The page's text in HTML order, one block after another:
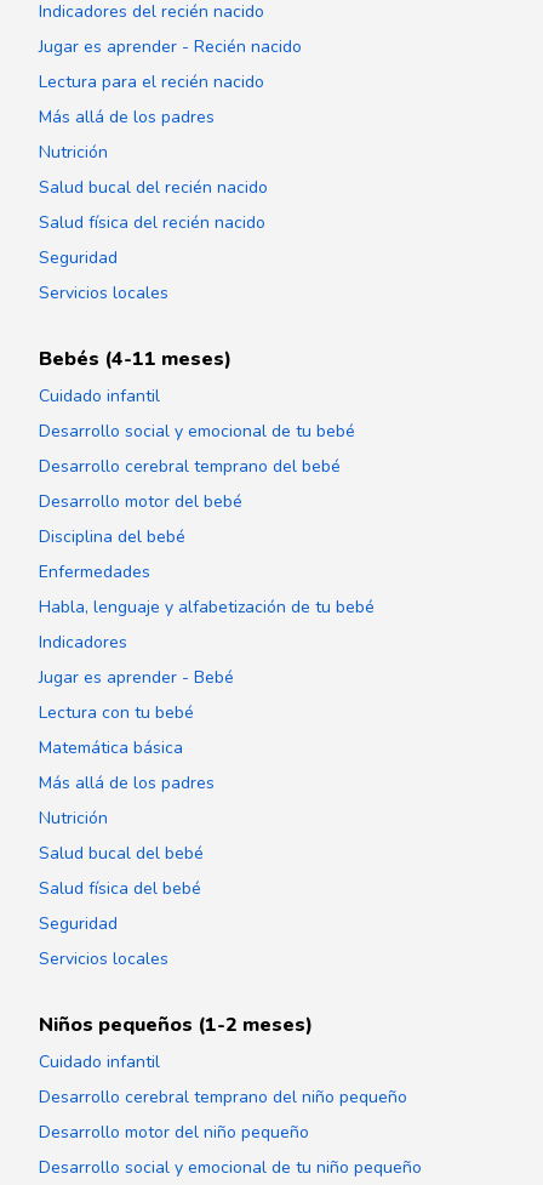
Indicadores del recién nacido
Jugar es aprender - Recién nacido
Lectura para el recién nacido
Más allá de los padres
Nutrición
Salud bucal del recién nacido
Salud física del recién nacido
Seguridad
Servicios locales
Bebés (4-11 meses)
Cuidado infantil
Desarrollo social y emocional de tu bebé
Desarrollo cerebral temprano del bebé
Desarrollo motor del bebé
Disciplina del bebé
Enfermedades
Habla, lenguaje y alfabetización de tu bebé
Indicadores
Jugar es aprender - Bebé
Lectura con tu bebé
Matemática básica
Más allá de los padres
Nutrición
Salud bucal del bebé
Salud física del bebé
Seguridad
Servicios locales
Niños pequeños (1-2 meses)
Cuidado infantil
Desarrollo cerebral temprano del niño pequeño
Desarrollo motor del niño pequeño
Desarrollo social y emocional de tu niño pequeño